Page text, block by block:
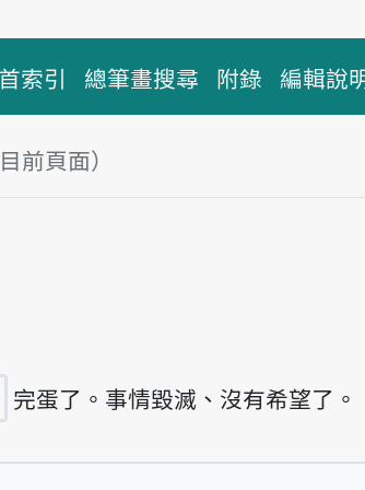
索引 總筆畫搜尋 附錄 編輯說
前頁面）
完蛋了。事情毀滅、沒有希望了。